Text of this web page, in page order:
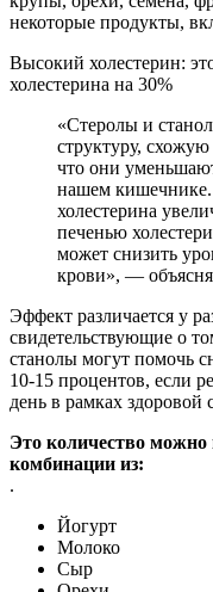
некоторые продукты,
Высокий холестерин:
холестерина на 30%
«Стеролы и
структуру, схожую
что они
нашем
холестерина
печенью
может снизить
крови», —
Эффект различается у
свидетельствующие о
станолы могут помочь
10-15 процентов, если
день в рамках здоровой
Это количество можно
комбинации из:
.
Йогурт
Молоко
Сыр